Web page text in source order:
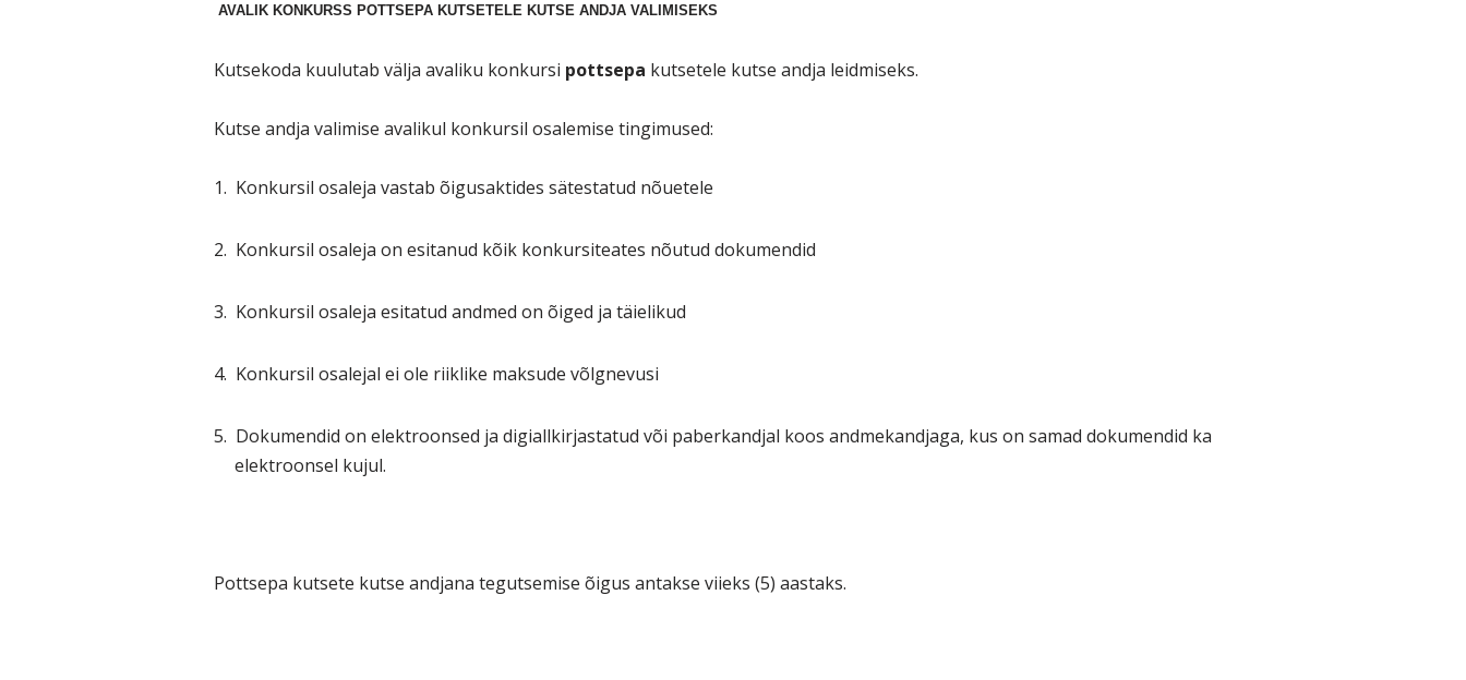
AVALIK KONKURSS POTTSEPA KUTSETELE KUTSE ANDJA VALIMISEKS
Kutsekoda kuulutab välja avaliku konkursi pottsepa kutsetele kutse andja leidmiseks.
Kutse andja valimise avalikul konkursil osalemise tingimused:
1. Konkursil osaleja vastab õigusaktides sätestatud nõuetele
2. Konkursil osaleja on esitanud kõik konkursiteates nõutud dokumendid
3. Konkursil osaleja esitatud andmed on õiged ja täielikud
4. Konkursil osalejal ei ole riiklike maksude võlgnevusi
5. Dokumendid on elektroonsed ja digiallkirjastatud või paberkandjal koos andmekandjaga, kus on samad dokumendid ka
elektroonsel kujul.
Pottsepa kutsete kutse andjana tegutsemise õigus antakse viieks (5) aastaks.